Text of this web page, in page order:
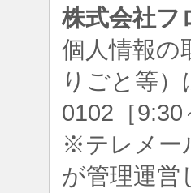
株式会社フ
個人情報の
りごと等
0102［
※テレメー
が管理運営